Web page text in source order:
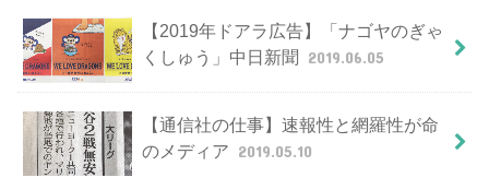
【2019年ドアラ広告】「ナゴヤのぎゃ
くしゅう」中日新聞
2019.06.05
【通信社の仕事】速報性と網羅性が命
のメディア 2019.05.10